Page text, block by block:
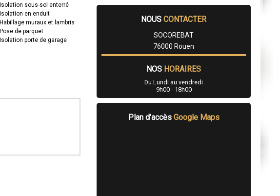
Isolation sous-sol enterré
Isolation en enduit
Habillage muraux et lambris
Pose de parquet
Isolation porte de garage
NOUS CONTACTER
SOCOREBAT
76000 Rouen
NOS HORAIRES
Du Lundi au vendredi
9h00 - 18h00
Plan d'accès Google Maps